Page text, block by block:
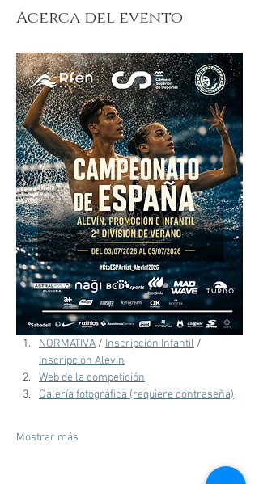
Acerca del evento
NORMATIVA / Inscripción Infantil /
Inscripción Alevin
Web de la competición
Galería fotográfica (requiere contraseña)
Mostrar más